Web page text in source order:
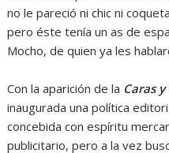
no le pareció ni chic ni
pero éste tenía un as de
Mocho, de quien ya les
Con la aparición de la Caras
inaugurada una política
concebida con espíritu
publicitario, pero a la vez